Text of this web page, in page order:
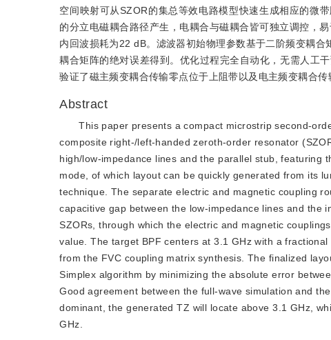
空间映射可从SZOR的集总等效电路模型快速生成相应的微
的分立电磁耦合路径产生，电耦合与磁耦合皆可独立调控，
内回波损耗为22 dB。滤波器初始物理参数基于二阶频变耦
耦合矩阵的绝对误差得到。优化过程完全自动化，无需人工
验证了磁主频变耦合传输零点位于上阻带以及电主频变耦合传
Abstract
This paper presents a compact microstrip second-
composite right-/left-handed zeroth-order resonator
high/low-impedance lines and the parallel stub,
mode, of which layout can be quickly generated from its
technique. The separate electric and magnetic coupling
capacitive gap between the low-impedance lines and the
SZORs, through which the electric and magnetic
value. The target BPF centers at 3.1 GHz with a
from the FVC coupling matrix synthesis. The finalized
Simplex algorithm by minimizing the absolute error
Good agreement between the full-wave simulation and
dominant, the generated TZ will locate above 3.1 GHz,
GHz.